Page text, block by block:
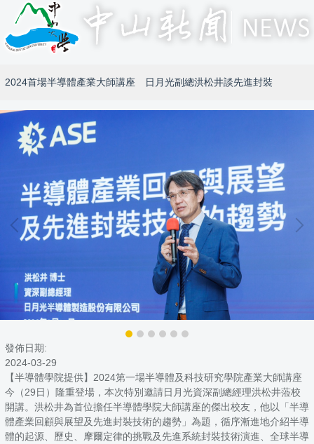
2024首場半導體產業大師講座 日月光副總洪松井談先進封裝
發佈日期:
2024-03-29
【半導體學院提供】2024第一場半導體及科技研究學院產業大師講座
今（29日）隆重登場，本次特別邀請日月光資深副總經理洪松井蒞校
開講。洪松井為首位擔任半導體學院大師講座的傑出校友，他以「半導
體產業回顧與展望及先進封裝技術的趨勢」為題，循序漸進地介紹半導
體的起源、歷史、摩爾定律的挑戰及先進系統封裝技術演進、全球半導